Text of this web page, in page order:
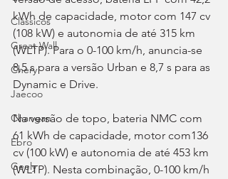
Clássicos
Great Wall
Chery
Jaecoo
Changan
Ebro
Geely
kWh de capacidade, motor com 147 cv
(108 kW) e autonomia de até 315 km
(WLTP). Para o 0-100 km/h, anuncia-se
8,5 s para a versão Urban e 8,7 s para as
Dynamic e Drive.
Na versão de topo, bateria NMC com
61 kWh de capacidade, motor com136
cv (100 kW) e autonomia de até 453 km
(WLTP). Nesta combinação, 0-100 km/h